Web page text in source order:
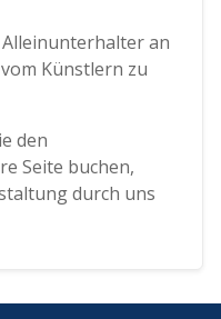
Alleinunterhalter an
Künstlern zu
den
Seite buchen,
durch uns